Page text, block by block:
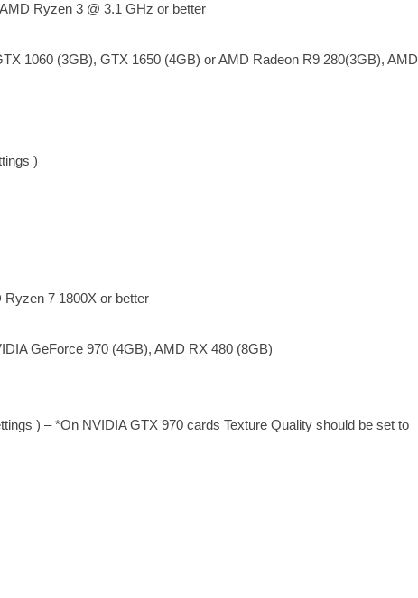
Ryzen 3 @ 3.1 GHz or better
1060 (3GB), GTX 1650 (4GB) or AMD Radeon R9 280(3GB), AMD
)
Ryzen 7 1800X or better
GeForce 970 (4GB), AMD RX 480 (8GB)
) – *On NVIDIA GTX 970 cards Texture Quality should be set to